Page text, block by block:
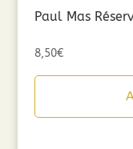
Paul Mas
8,50€